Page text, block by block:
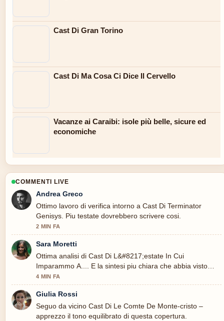
Cast Di Gran Torino
Cast Di Ma Cosa Ci Dice Il Cervello
Vacanze ai Caraibi: isole più belle, sicure ed
economiche
COMMENTI LIVE
Andrea Greco
Ottimo lavoro di verifica intorno a Cast Di Terminator
Genisys. Piu testate dovrebbero scrivere cosi.
2 MIN FA
Sara Moretti
Ottima analisi di Cast Di L&#8217;estate In Cui
Imparammo A.... E la sintesi piu chiara che abbia visto
oggi.
4 MIN FA
Giulia Rossi
Seguo da vicino Cast Di Le Comte De Monte-cristo –
apprezzo il tono equilibrato di questa copertura.